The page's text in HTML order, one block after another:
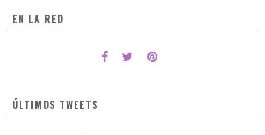
EN LA RED
ÚLTIMOS TWEETS